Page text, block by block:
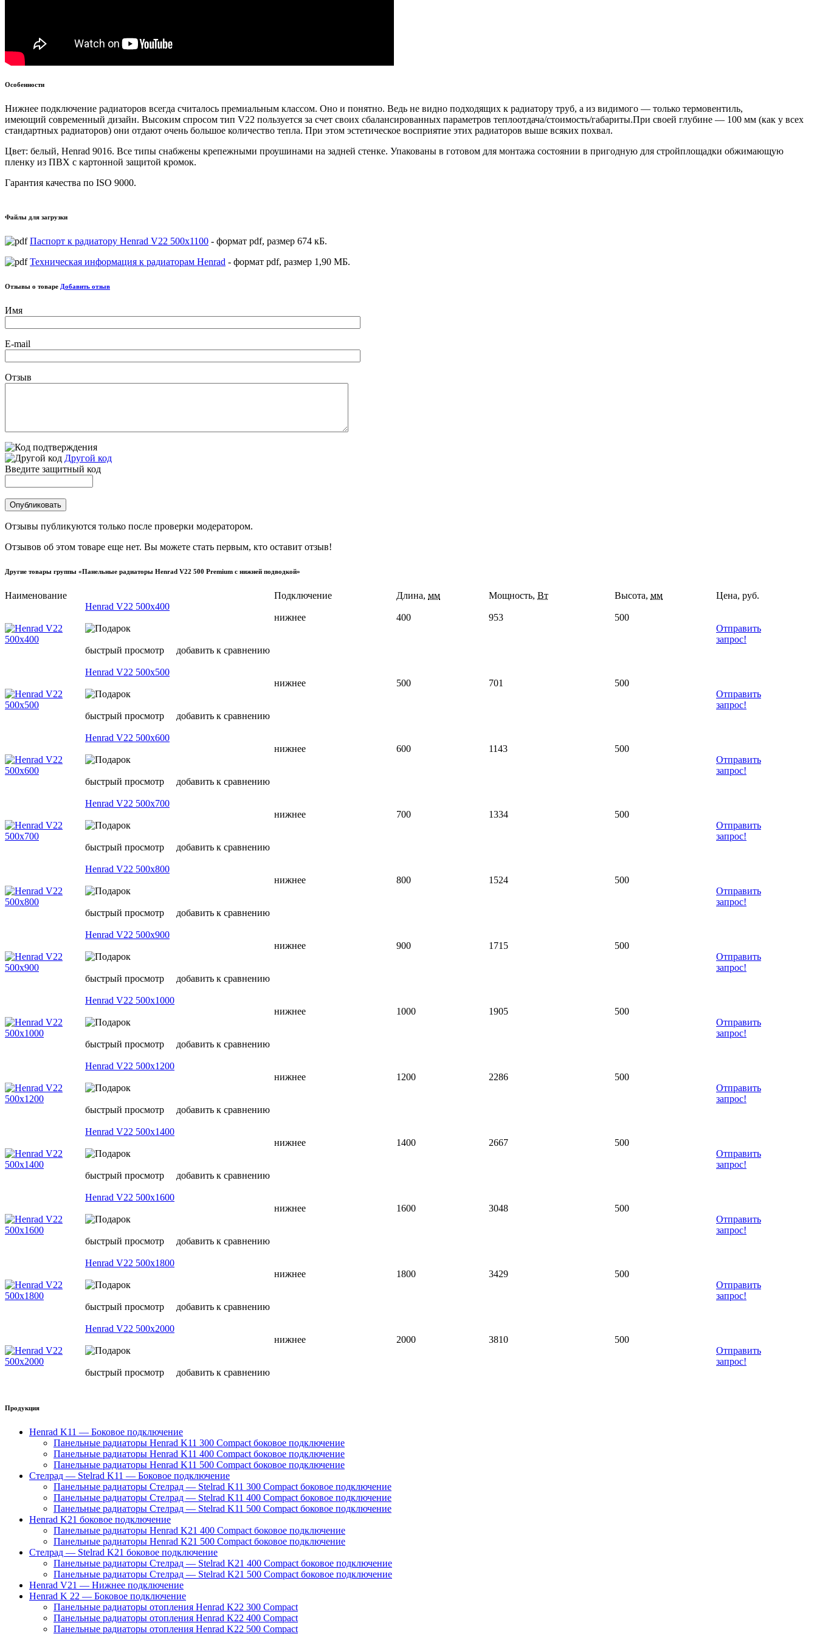
Особенности
Нижнее подключение радиаторов всегда считалось премиальным классом. Оно и понятно. Ведь не видно подходящих к радиатору труб, а из видимого — только термовентиль,
имеющий современный дизайн. Высоким спросом тип V22 пользуется за счет своих сбалансированных параметров теплоотдача/стоимость/габариты.При своей глубине — 100 мм (как у всех
стандартных радиаторов) они отдают очень большое количество тепла. При этом эстетическое восприятие этих радиаторов выше всяких похвал.
Цвет: белый, Henrad 9016. Все типы снабжены крепежными проушинами на задней стенке. Упакованы в готовом для монтажа состоянии в пригодную для стройплощадки обжимающую
пленку из ПВХ с картонной защитой кромок.
Гарантия качества по ISO 9000.
Файлы для загрузки
Паспорт к радиатору Henrad V22 500х1100 - формат pdf, размер 674 кБ.
Техническая информация к радиаторам Henrad - формат pdf, размер 1,90 МБ.
Отзывы о товаре Добавить отзыв
Имя
E-mail
Отзыв
Другой код
Введите защитный код
Отзывы публикуются только после проверки модератором.
Отзывов об этом товаре еще нет. Вы можете стать первым, кто оставит отзыв!
Другие товары группы «Панельные радиаторы Henrad V22 500 Premium с нижней подводкой»
Наименование Подключение Длина, мм Мощность, Вт Высота, мм
Цена, руб.
Henrad V22 500х400
нижнее
400 953
500
Отправить
запрос!
быстрый просмотр
добавить к сравнению
Henrad V22 500х500
нижнее
500 701
500
Отправить
запрос!
быстрый просмотр
добавить к сравнению
Henrad V22 500х600
нижнее
600 1143
500
Отправить
запрос!
быстрый просмотр
добавить к сравнению
Henrad V22 500х700
нижнее
700 1334
500
Отправить
запрос!
быстрый просмотр
добавить к сравнению
Henrad V22 500х800
нижнее
800 1524
500
Отправить
запрос!
быстрый просмотр
добавить к сравнению
Henrad V22 500х900
нижнее
900 1715
500
Отправить
запрос!
быстрый просмотр
добавить к сравнению
Henrad V22 500х1000
нижнее
1000 1905
500
Отправить
запрос!
быстрый просмотр
добавить к сравнению
Henrad V22 500х1200
нижнее
1200 2286
500
Отправить
запрос!
быстрый просмотр
добавить к сравнению
Henrad V22 500х1400
нижнее
1400 2667
500
Отправить
запрос!
быстрый просмотр
добавить к сравнению
Henrad V22 500х1600
нижнее
1600 3048
500
Отправить
запрос!
быстрый просмотр
добавить к сравнению
Henrad V22 500х1800
нижнее
1800 3429
500
Отправить
запрос!
быстрый просмотр
добавить к сравнению
Henrad V22 500х2000
нижнее
2000 3810
500
Отправить
запрос!
быстрый просмотр
добавить к сравнению
Продукция
Henrad K11 — Боковое подключение
Панельные радиаторы Henrad K11 300 Compact боковое подключение
Панельные радиаторы Henrad K11 400 Compact боковое подключение
Панельные радиаторы Henrad K11 500 Compact боковое подключение
Стелрад — Stelrad K11 — Боковое подключение
Панельные радиаторы Стелрад — Stelrad K11 300 Compact боковое подключение
Панельные радиаторы Стелрад — Stelrad K11 400 Compact боковое подключение
Панельные радиаторы Стелрад — Stelrad K11 500 Compact боковое подключение
Henrad K21 боковое подключение
Панельные радиаторы Henrad K21 400 Compact боковое подключение
Панельные радиаторы Henrad K21 500 Compact боковое подключение
Стелрад — Stelrad K21 боковое подключение
Панельные радиаторы Стелрад — Stelrad K21 400 Compact боковое подключение
Панельные радиаторы Стелрад — Stelrad K21 500 Compact боковое подключение
Henrad V21 — Нижнее подключение
Henrad K 22 — Боковое подключение
Панельные радиаторы отопления Henrad K22 300 Compact
Панельные радиаторы отопления Henrad K22 400 Compact
Панельные радиаторы отопления Henrad K22 500 Compact